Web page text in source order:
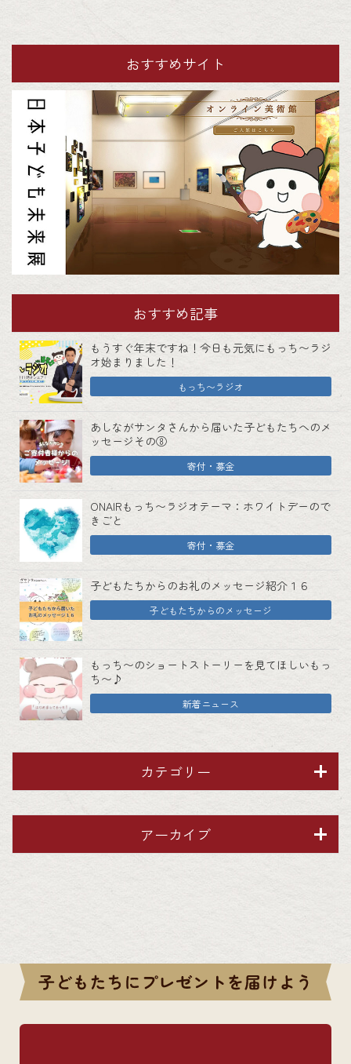
おすすめサイト
おすすめ記事
もうすぐ年末ですね！今日も元気にもっち〜ラジ
オ始まりました！
もっち〜ラジオ
あしながサンタさんから届いた子どもたちへのメ
ッセージその⑧
寄付・募金
ONAIRもっち〜ラジオテーマ：ホワイトデーので
きごと
寄付・募金
子どもたちからのお礼のメッセージ紹介１６
子どもたちからのメッセージ
もっち〜のショートストーリーを見てほしいもっ
ち〜♪
新着ニュース
カテゴリー
アーカイブ